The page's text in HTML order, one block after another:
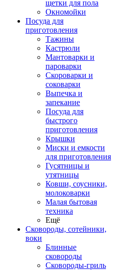
щетки для пола
Окномойки
Посуда для
приготовления
Тажины
Кастрюли
Мантоварки и
пароварки
Скороварки и
соковарки
Выпечка и
запекание
Посуда для
быстрого
приготовления
Крышки
Миски и емкости
для приготовления
Гусятницы и
утятницы
Ковши, соусники,
молоковарки
Малая бытовая
техника
Ещё
Сковороды, сотейники,
воки
Блинные
сковороды
Сковороды-гриль